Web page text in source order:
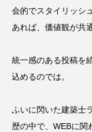
会的でスタイリッシ
あれば、価値観が共
統一感のある投稿を
込めるのでは。
ふいに閃いた建築士
歴の中で、WEBに関